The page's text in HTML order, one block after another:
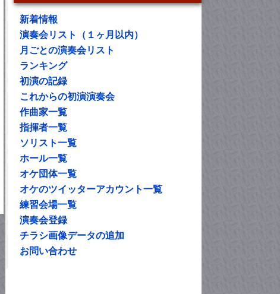
新着情報
演奏会リスト（１ヶ月以内）
月ごとの演奏会リスト
ランキング
初演の記録
これからの初演演奏会
作曲家一覧
指揮者一覧
ソリスト一覧
ホール一覧
オケ団体一覧
オケのツイッターアカウント一覧
練習会場一覧
演奏会登録
チラシ画像データの追加
お問い合わせ